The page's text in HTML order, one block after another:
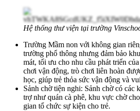
Hệ thống thư viện tại trường
Trường Mầm non với không gian
trường phổ thông nhưng đảm bảo
mát, tối ưu cho nhu cầu phát triển
chơi vận động, trò chơi liên hoàn
học, giúp trẻ thỏa sức vận động và
Sảnh chờ tiện nghi: Sảnh chờ có các
trợ như quán cà phê, khu vực chờ
gian tổ chức sự kiện cho trẻ.